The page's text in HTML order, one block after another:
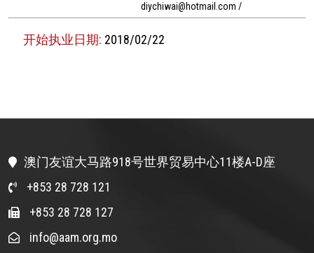
diychiwai@hotmail.com /
开始执业日期: 2018/02/22
澳门友谊大马路918号世界贸易中心11楼A-D座
+853 28 728 121
+853 28 728 127
info@aam.org.mo